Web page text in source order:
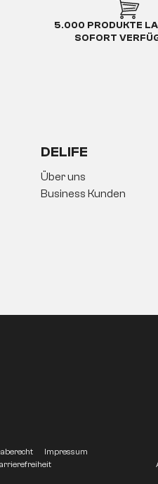
5.000 PRODUKTE
SOFORT
DELIFE
Über uns
Business Kunden
Impressum